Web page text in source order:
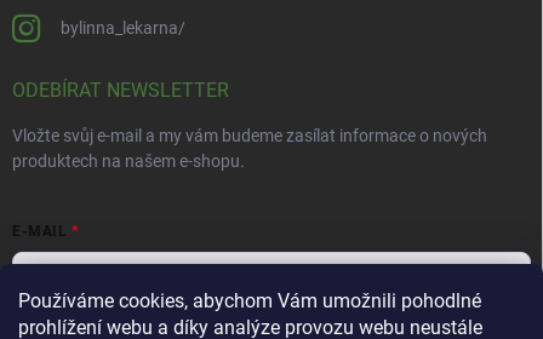
Používáme cookies, abychom Vám umožnili pohodlné
prohlížení webu a díky analýze provozu webu neustále
bylinna_lekarna/
ODEBÍRAT NEWSLETTER
Vložte svůj e-mail a my vám budeme zasílat informace o nových
produktech na našem e-shopu.
E-MAIL